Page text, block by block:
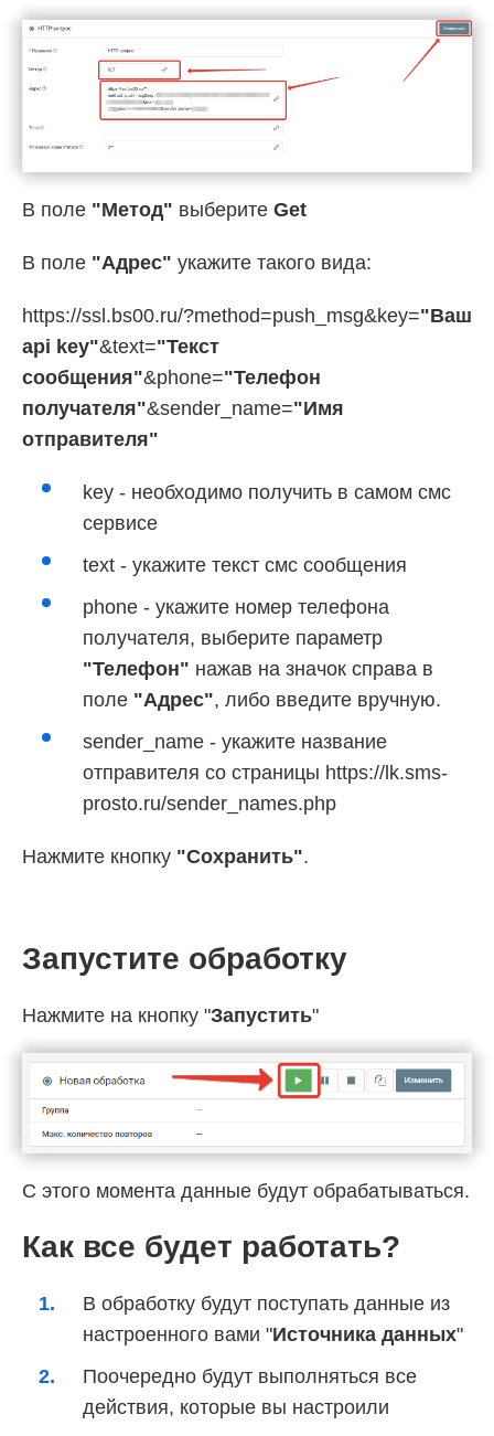
В поле "Метод" выберите Get
В поле "Адрес" укажите такого вида:
https://ssl.bs00.ru/?method=push_msg&key="Ваш
api key"&text="Текст
сообщения"&phone="Телефон
получателя"&sender_name="Имя
отправителя"
key - необходимо получить в самом смс
сервисе
text - укажите текст смс сообщения
phone - укажите номер телефона
получателя, выберите параметр
"Телефон" нажав на значок справа в
поле "Адрес", либо введите вручную.
sender_name - укажите название
отправителя со страницы https://lk.sms-
prosto.ru/sender_names.php
Нажмите кнопку "Сохранить".
Запустите обработку
Нажмите на кнопку "Запустить"
С этого момента данные будут обрабатываться.
Как все будет работать?
В обработку будут поступать данные из
настроенного вами "Источника данных"
Поочередно будут выполняться все
действия, которые вы настроили